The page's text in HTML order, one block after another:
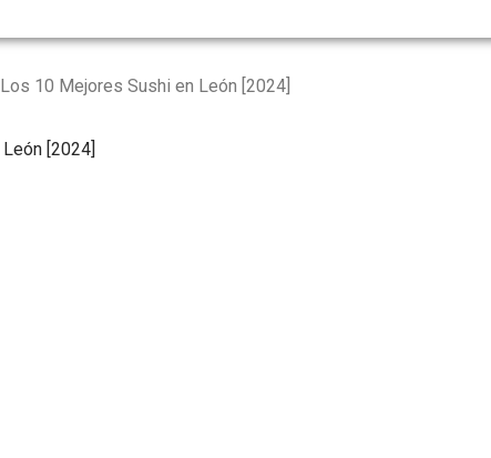
Los 10 Mejores Sushi en León [2024]